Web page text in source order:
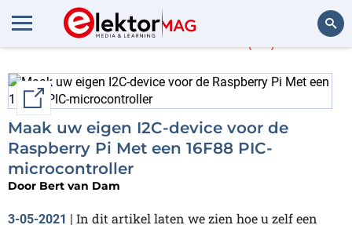
Bert van Dam
External link
Maak uw eigen I2C-device voor de
Raspberry Pi Met een 16F88 PIC-
microcontroller
Door Bert van Dam
3-05-2021 | In dit artikel laten we zien hoe u zelf een